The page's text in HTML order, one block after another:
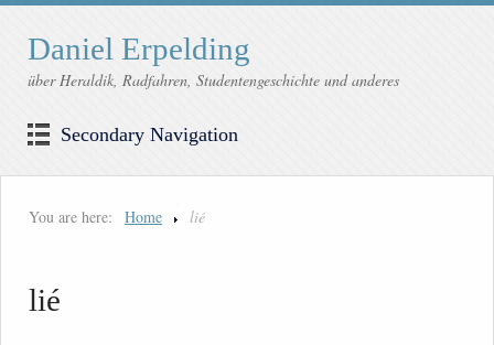
Daniel Erpelding
über Heraldik, Radfahren, Studentengeschichte und anderes
Secondary Navigation
You are here: Home lié
lié